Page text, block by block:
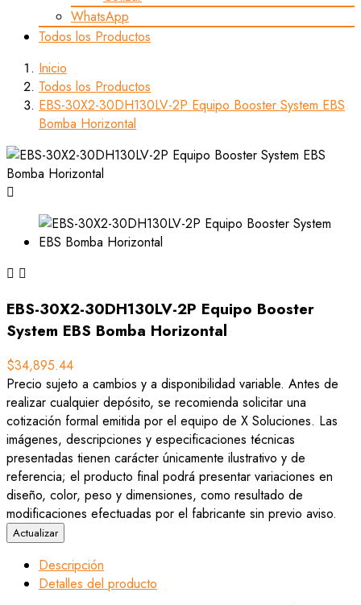
WhatsApp
Todos los Productos
Inicio
Todos los Productos
EBS-30X2-30DH130LV-2P Equipo Booster System EBS
Bomba Horizontal

 
EBS-30X2-30DH130LV-2P Equipo Booster
System EBS Bomba Horizontal
$34,895.44
Precio sujeto a cambios y a disponibilidad variable. Antes de
realizar cualquier depósito, se recomienda solicitar una
cotización formal emitida por el equipo de X Soluciones. Las
imágenes, descripciones y especificaciones técnicas
presentadas tienen carácter únicamente ilustrativo y de
referencia; el producto final podrá presentar variaciones en
diseño, color, peso y dimensiones, como resultado de
modificaciones efectuadas por el fabricante sin previo aviso.
Descripción
Detalles del producto